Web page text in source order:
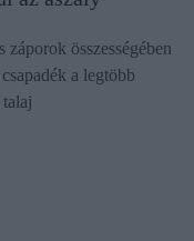
összességében
a legtöbb